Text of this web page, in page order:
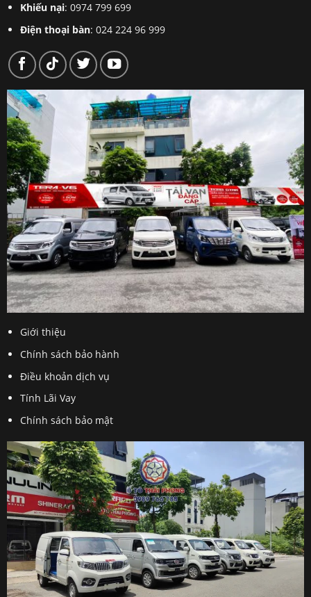
Khiếu nại: 0974 799 699
Điện thoại bàn: 024 224 96 999
Giới thiệu
Chính sách bảo hành
Điều khoản dịch vụ
Tính Lãi Vay
Chính sách bảo mật